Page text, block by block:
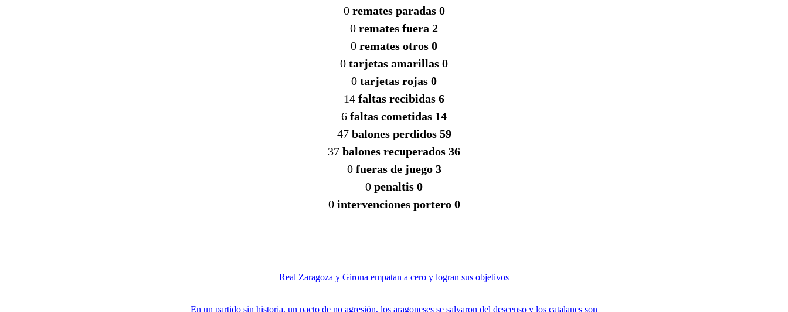
0 remates paradas 0
0 remates fuera 2
0 remates otros 0
0 tarjetas amarillas 0
0 tarjetas rojas 0
14 faltas recibidas 6
6 faltas cometidas 14
47 balones perdidos 59
37 balones recuperados 36
0 fueras de juego 3
0 penaltis 0
0 intervenciones portero 0
Real Zaragoza y Girona empatan a cero y logran sus objetivos
En un partido sin historia, un pacto de no agresión, los aragoneses se salvaron del descenso y los catalanes son